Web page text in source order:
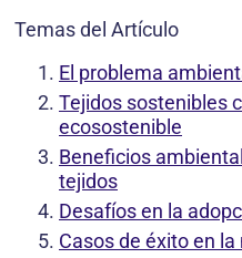
Temas del Artículo
El problema
Tejidos sostenibles
ecosostenible
Beneficios
tejidos
Desafíos en la
Casos de éxito en